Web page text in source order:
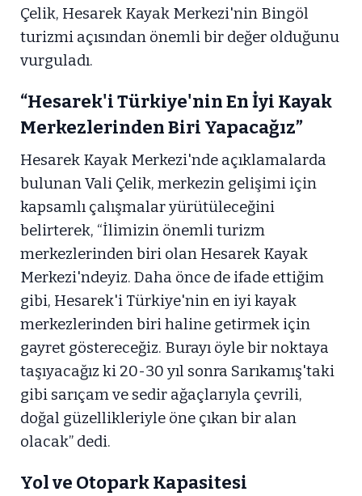
Çelik, Hesarek Kayak Merkezi'nin Bingöl
turizmi açısından önemli bir değer olduğunu
vurguladı.
“Hesarek'i Türkiye'nin En İyi Kayak
Merkezlerinden Biri Yapacağız”
Hesarek Kayak Merkezi'nde açıklamalarda
bulunan Vali Çelik, merkezin gelişimi için
kapsamlı çalışmalar yürütüleceğini
belirterek, “İlimizin önemli turizm
merkezlerinden biri olan Hesarek Kayak
Merkezi'ndeyiz. Daha önce de ifade ettiğim
gibi, Hesarek'i Türkiye'nin en iyi kayak
merkezlerinden biri haline getirmek için
gayret göstereceğiz. Burayı öyle bir noktaya
taşıyacağız ki 20-30 yıl sonra Sarıkamış'taki
gibi sarıçam ve sedir ağaçlarıyla çevrili,
doğal güzellikleriyle öne çıkan bir alan
olacak” dedi.
Yol ve Otopark Kapasitesi